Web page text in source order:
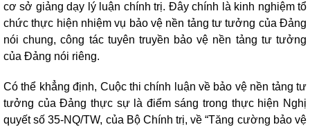
cơ sở giảng dạy lý luận chính trị. Đây chính là kinh nghiệm tổ
chức thực hiện nhiệm vụ bảo vệ nền tảng tư tưởng của Đảng
nói chung, công tác tuyên truyền bảo vệ nền tảng tư tưởng
của Đảng nói riêng.
Có thể khẳng định, Cuộc thi chính luận về bảo vệ nền tảng tư
tưởng của Đảng thực sự là điểm sáng trong thực hiện Nghị
quyết số 35-NQ/TW, của Bộ Chính trị, về “Tăng cường bảo vệ